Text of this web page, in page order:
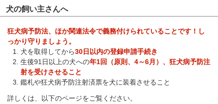
犬の飼い主さんへ
狂犬病予防法、ほか関連法令で義務付けられていることです！し
っかり守りましょう。
犬を取得してから30日以内の登録申請手続き
生後91日以上の犬への年1回（原則、4～6月）、 狂犬病予防注
射を受けさせること
鑑札や狂犬病予防注射済票を犬に装着させること
詳しくは、以下のページをご覧ください。